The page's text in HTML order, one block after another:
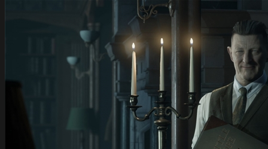
Pictures
Anthology:
House
představuje